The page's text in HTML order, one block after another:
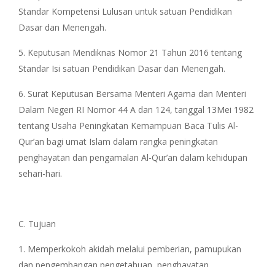
Standar Kompetensi Lulusan untuk satuan Pendidikan
Dasar dan Menengah.
5. Keputusan Mendiknas Nomor 21 Tahun 2016 tentang
Standar Isi satuan Pendidikan Dasar dan Menengah.
6. Surat Keputusan Bersama Menteri Agama dan Menteri
Dalam Negeri RI Nomor 44 A dan 124, tanggal 13Mei 1982
tentang Usaha Peningkatan Kemampuan Baca Tulis Al-
Qur’an bagi umat Islam dalam rangka peningkatan
penghayatan dan pengamalan Al-Qur’an dalam kehidupan
sehari-hari.
C. Tujuan
1. Memperkokoh akidah melalui pemberian, pamupukan